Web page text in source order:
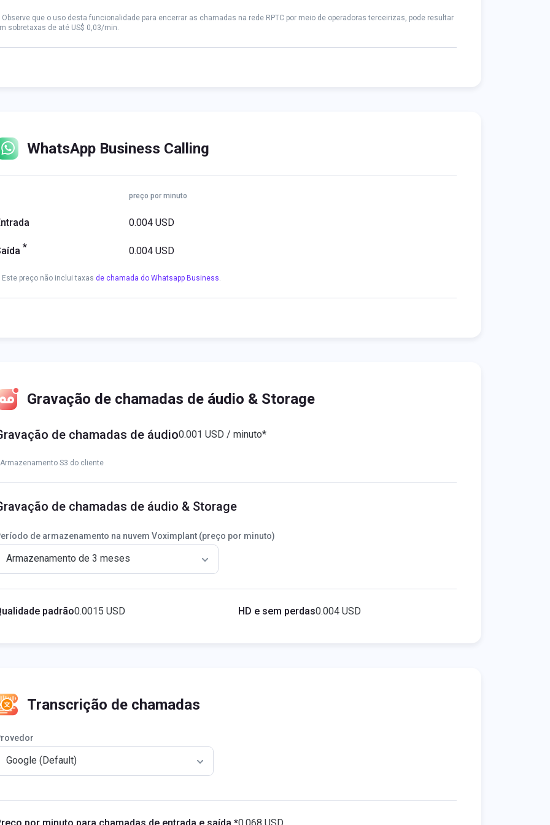
Observe que o uso desta funcionalidade para encerrar as chamadas na rede RPTC por meio de operadoras terceirizas, pode resultar
sobretaxas de até US$ 0,03/min.
WhatsApp Business Calling
preço por minuto
0.004 USD
* 0.004 USD
Este preço não inclui taxas de chamada do Whatsapp Business.
Gravação de chamadas de áudio & Storage
de chamadas de áudio0.001 USD / minuto*
S3 do cliente
de chamadas de áudio & Storage
de armazenamento na nuvem Voximplant (preço por minuto)
Armazenamento de 3 meses
padrão0.0015 USD HD e sem perdas0.004 USD
Transcrição de chamadas
Google (Default)